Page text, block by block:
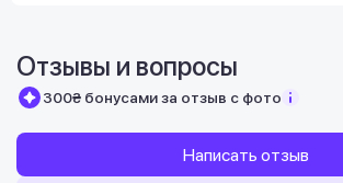
Отзывы и вопросы
300₴ бонусами за отзыв с фото
Написать отзыв